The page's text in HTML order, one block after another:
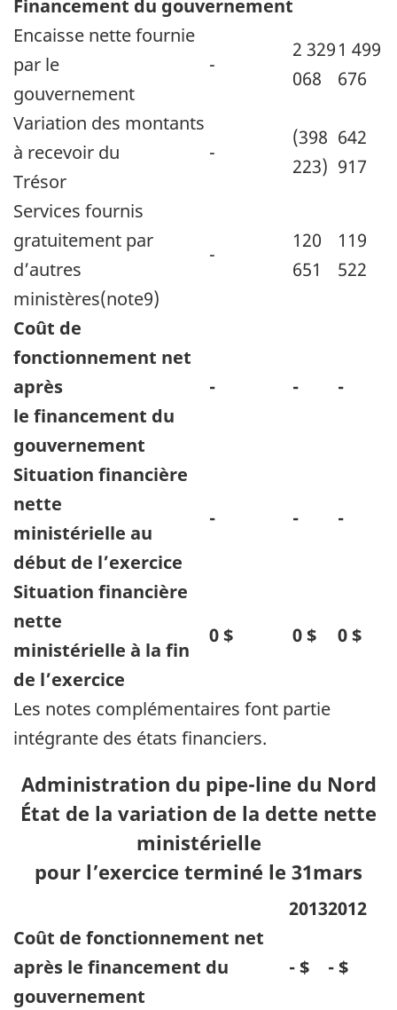
Financement du gouvernement
Encaisse nette fournie
par le
gouvernement
-
2 329
068
1 499
676
Variation des montants
à recevoir du
Trésor
-
(398
223)
642
917
Services fournis
gratuitement par
d’autres
ministères(note9)
-
120
651
119
522
Coût de
fonctionnement net
après
le financement du
gouvernement
- - -
Situation financière
nette
ministérielle au
début de l’exercice
- - -
Situation financière
nette
ministérielle à la fin
de l’exercice
0 $ 0 $ 0 $
Les notes complémentaires font partie
intégrante des états financiers.
Administration du pipe-line du Nord
État de la variation de la dette nette
ministérielle
pour l’exercice terminé le 31mars
20132012
Coût de fonctionnement net
après le financement du
gouvernement
- $ - $